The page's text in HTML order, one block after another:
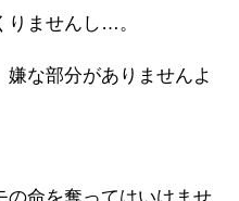
りませんし…。
な部分がありませんよ